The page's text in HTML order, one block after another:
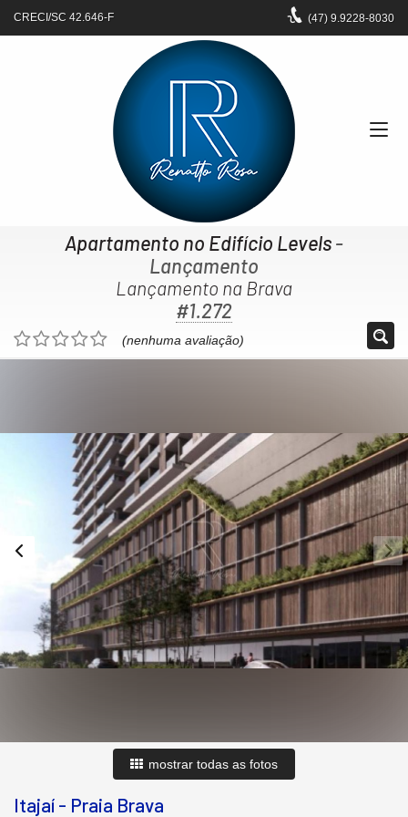
CRECI/SC 42.646-F (47) 9.9228-8030
Apartamento no Edifício Levels-
Lançamento
Lançamento na Brava
#1.272
(nenhuma avaliação)
mostrar todas as fotos
Itajaí - Praia Brava